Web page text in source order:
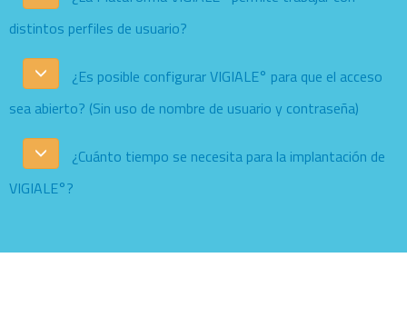
distintos perfiles de usuario?
¿Es posible configurar VIGIALE° para que el acceso
sea abierto? (Sin uso de nombre de usuario y contraseña)
¿Cuánto tiempo se necesita para la implantación de
VIGIALE°?